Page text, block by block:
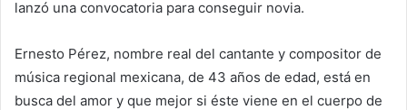
lanzó una convocatoria para conseguir novia.
Ernesto Pérez, nombre real del cantante y compositor de
música regional mexicana, de 43 años de edad, está en
busca del amor y que mejor si éste viene en el cuerpo de